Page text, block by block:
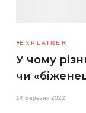
EXPLAINER
У чому
чи
14 Березня 2022